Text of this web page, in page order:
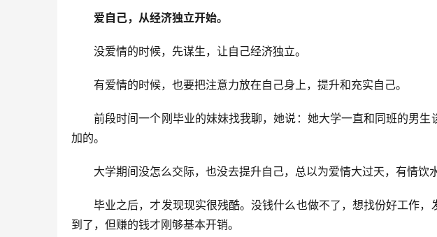
爱自己，从经济独立开始。
没爱情的时候，先谋生，让自己经济独立。
有爱情的时候，也要把注意力放在自己身上，提升和充实自己。
前段时间一个刚毕业的妹妹找我聊，她说：她大学一直和同班的男
加的。
大学期间没怎么交际，也没去提升自己，总以为爱情大过天，有情饮水
毕业之后，才发现现实很残酷。没钱什么也做不了，想找份好工作
到了，但赚的钱才刚够基本开销。